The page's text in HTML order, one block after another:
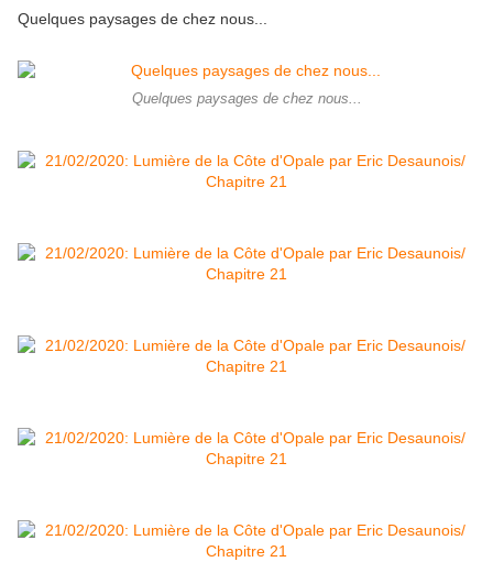
Quelques paysages de chez nous...
Quelques paysages de chez nous...